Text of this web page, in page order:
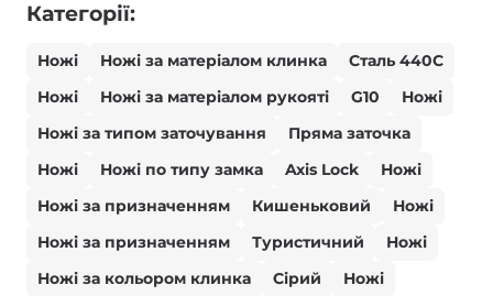
Категорії:
Ножі Ножі за матеріалом клинка
Сталь 440С
Ножі
Ножі за матеріалом рукояті G10
Ножі
Ножі за типом заточування
Пряма заточка
Ножі
Ножі по типу замка Axis Lock
Ножі
Ножі за призначенням
Кишеньковий
Ножі
Ножі за призначенням
Туристичний
Ножі
Ножі за кольором клинка
Сірий
Ножі